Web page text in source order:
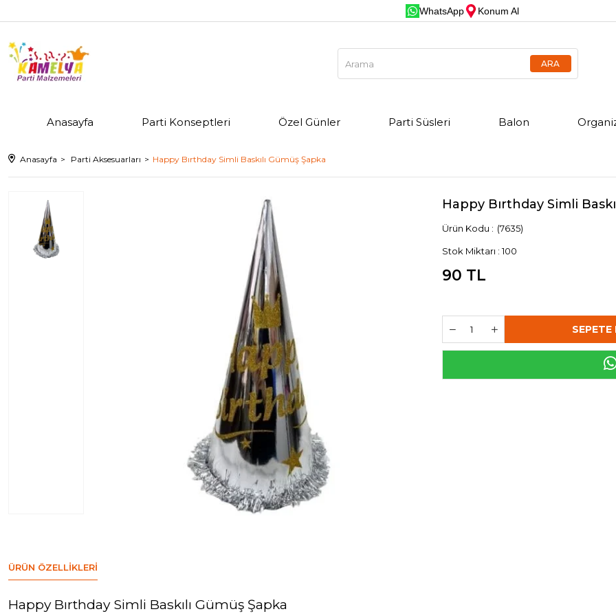
WhatsApp Konum Al
Anasayfa Parti Konseptleri Özel Günler Parti Süsleri Balon
Anasayfa Parti Aksesuarları Happy Bırthday Simli Baskılı Gümüş Şapka
Happy Bırthday Simli
(7635)
Stok Miktarı : 100
90 TL
ÜRÜN ÖZELLIKLERI
Happy Bırthday Simli Baskılı Gümüş Şapka